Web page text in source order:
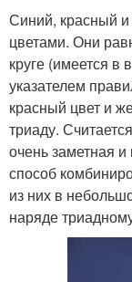
Синий, красный
цветами. Они
круге (имеется в
указателем
красный цвет и
триаду.
очень заметная
способ
из них в
наряде